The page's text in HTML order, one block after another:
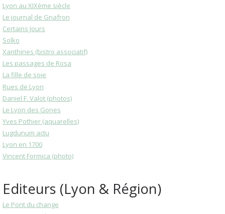
Lyon au XIXème siècle
Le journal de Gnafron
Certains Jours
Solko
Xanthines (bistro associatif)
Les passages de Rosa
La fille de soie
Rues de Lyon
Daniel F. Valot (photos)
Le Lyon des Gones
Yves Pothier (aquarelles)
Lugdunum actu
Lyon en 1700
Vincent Formica (photo)
Editeurs (Lyon & Région)
Le Pont du change